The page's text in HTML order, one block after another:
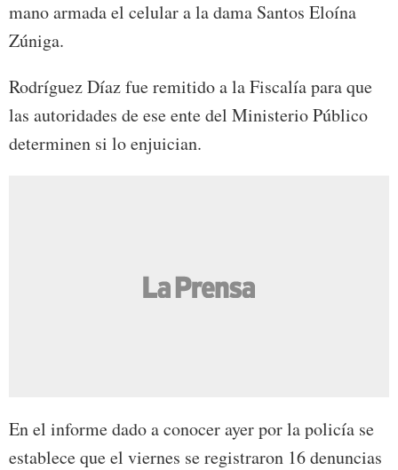
mano armada el celular a la dama Santos Eloína
Zúniga.
Rodríguez Díaz fue remitido a la Fiscalía para que
las autoridades de ese ente del Ministerio Público
determinen si lo enjuician.
En el informe dado a conocer ayer por la policía se
establece que el viernes se registraron 16 denuncias